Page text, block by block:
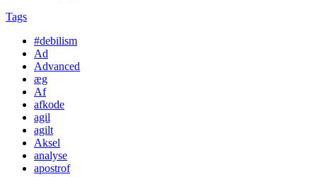
Tags
#debilism
Ad
Advanced
æg
Af
afkode
agil
agilt
Aksel
analyse
apostrof